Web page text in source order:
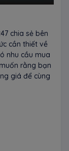
chia sẻ bên
cần thiết về
nhu cầu mua
rằng bạn
giá để cùng